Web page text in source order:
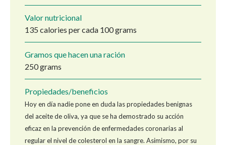
Valor nutricional
135 calories per cada 100 grams
Gramos que hacen una ración
250 grams
Propiedades/beneficios
Hoy en día nadie pone en duda las propiedades benignas
del aceite de oliva, ya que se ha demostrado su acción
eficaz en la prevención de enfermedades coronarias al
regular el nivel de colesterol en la sangre. Asimismo, por su